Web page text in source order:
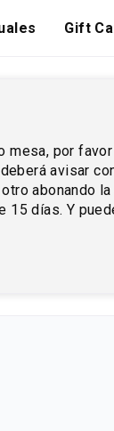
Gift
por
avisar
abonando
días. Y